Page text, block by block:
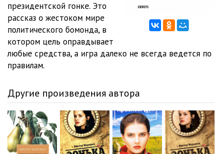
05_02_Pervyy risk
05_03_Pervyy risk
05_04_Pervyy risk 21:58
06_Smyatenie
07_01_Kabinet sledovatelya
07_02_Kabinet sledovatelya 29:48
08_01_Komanda 21:11
08_02_Komanda 23:18
президентской гонке. Это
рассказ о жестоком мире
политического бомонда, в
котором цель оправдывает
любые средства, а игра далеко не всегда ведется по
правилам.
Другие произведения автора